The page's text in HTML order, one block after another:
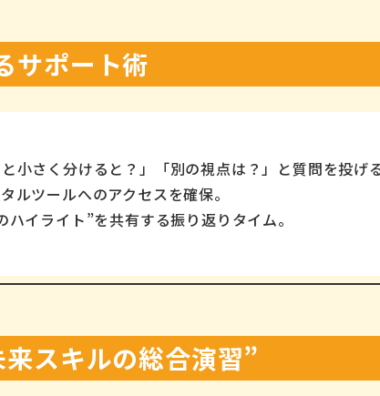
サポート術
と小さく分けると？」「別の視点は？」と質問を投げ
ルツールへのアクセスを確保。
ハイライト”を共有する振り返りタイム。
スキルの総合演習”